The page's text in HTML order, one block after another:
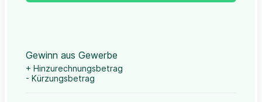
Gewinn aus Gewerbe
+ Hinzurechnungsbetrag
- Kürzungsbetrag